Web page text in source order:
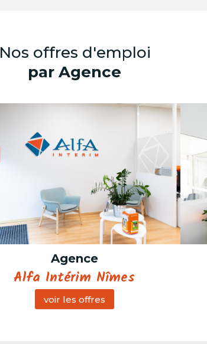
Nos offres d'emploi
par Agence
Agence
Alfa Intérim Nîmes
voir les offres